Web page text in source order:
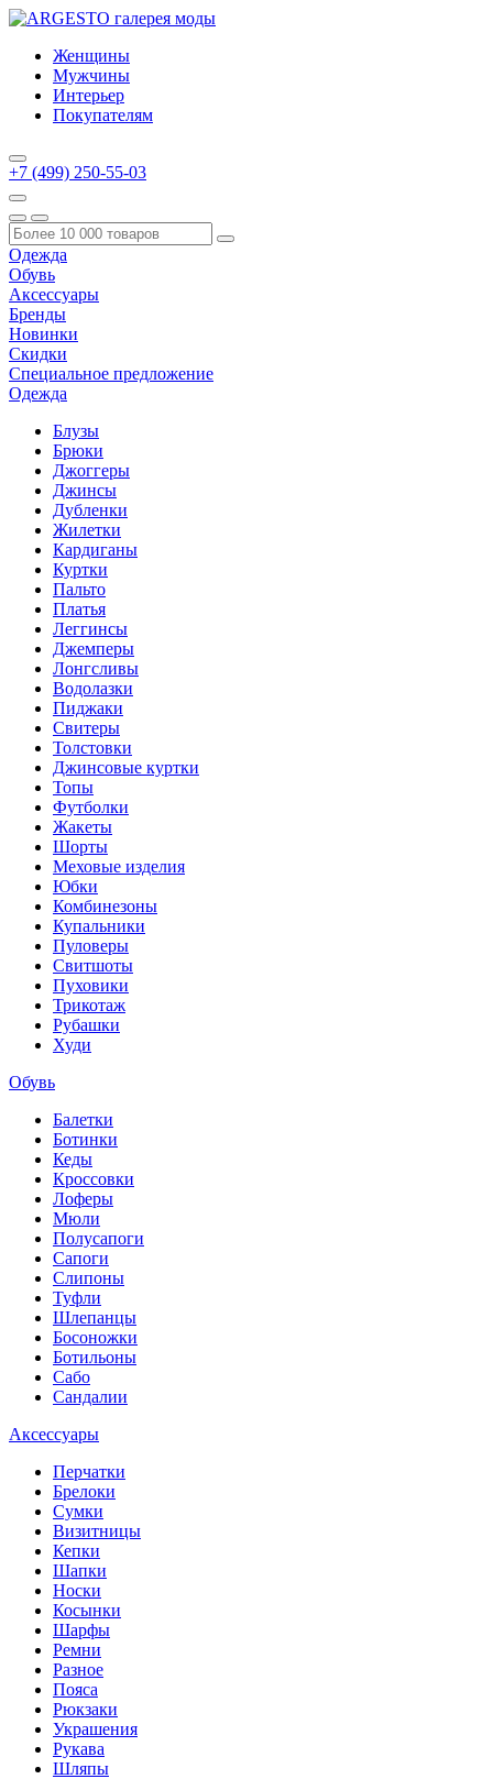
Женщины
Мужчины
Интерьер
Покупателям
+7 (499) 250-55-03
Одежда
Обувь
Аксессуары
Бренды
Новинки
Скидки
Специальное предложение
Одежда
Блузы
Брюки
Джоггеры
Джинсы
Дубленки
Жилетки
Кардиганы
Куртки
Пальто
Платья
Леггинсы
Джемперы
Лонгсливы
Водолазки
Пиджаки
Свитеры
Толстовки
Джинсовые куртки
Топы
Футболки
Жакеты
Шорты
Меховые изделия
Юбки
Комбинезоны
Купальники
Пуловеры
Свитшоты
Пуховики
Трикотаж
Рубашки
Худи
Обувь
Балетки
Ботинки
Кеды
Кроссовки
Лоферы
Мюли
Полусапоги
Сапоги
Слипоны
Туфли
Шлепанцы
Босоножки
Ботильоны
Сабо
Сандалии
Аксессуары
Перчатки
Брелоки
Сумки
Визитницы
Кепки
Шапки
Носки
Косынки
Шарфы
Ремни
Разное
Пояса
Рюкзаки
Украшения
Рукава
Шляпы